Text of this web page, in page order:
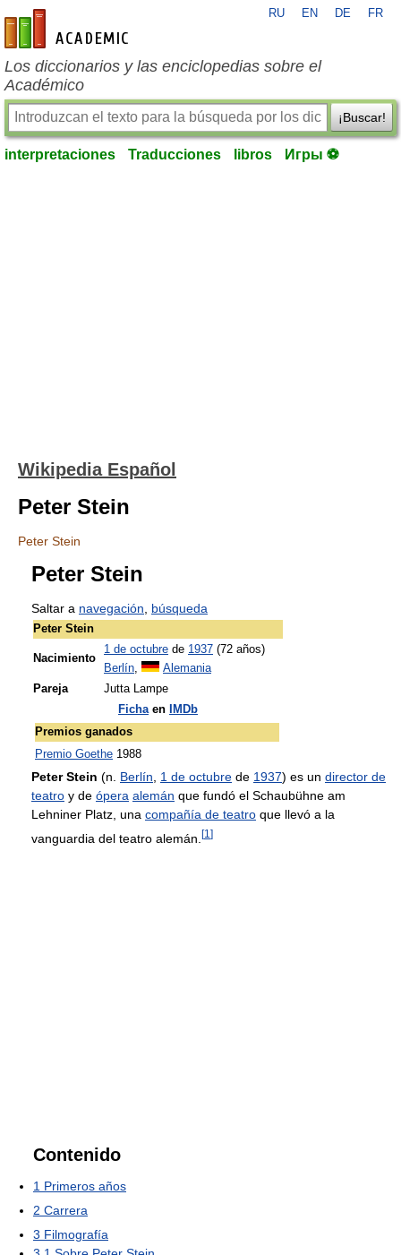
es-academic.com
RU EN DE FR
Los diccionarios y las enciclopedias sobre el
Académico
¡Buscar!
interpretaciones Traducciones libros Игры ⚽
Wikipedia Español
Peter Stein
Peter Stein
Peter Stein
Saltar a navegación búsqueda
Peter Stein
Nacimiento
1 de octubre de 1937 (72 años)
Berlín,
Alemania
Pareja
Jutta Lampe
Fichaen
IMDb
Premios ganados
Premio Goethe 1988
Peter Stein (n. Berlín 1 de octubre de 1937) es un director de
teatro y de ópera alemán que fundó el Schaubühne am
Lehniner Platz, una compañía de teatro que llevó a la
vanguardia del teatro alemán. [1 ]
Contenido
1 Primeros años
2 Carrera
3 Filmografía